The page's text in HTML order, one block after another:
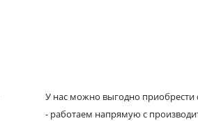
У нас можно выгодно
- работаем напрямую с